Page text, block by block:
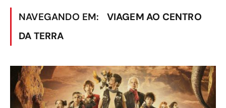
NAVEGANDO EM:
VIAGEM AO CENTRO
DA TERRA